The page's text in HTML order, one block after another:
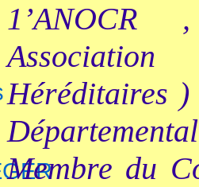
Héréditaires )
Membre du